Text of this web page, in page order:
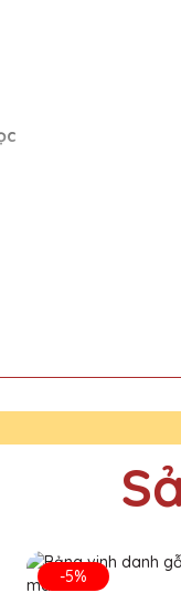
ngõ 133 Nguyễn Trãi,
CSKH Pha Lê Hà Nội
-5%